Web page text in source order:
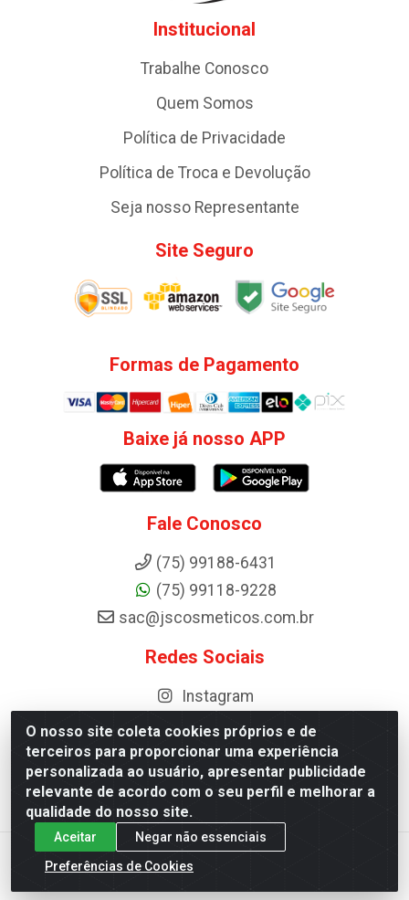
O nosso site coleta cookies próprios e de
terceiros para proporcionar uma experiência
personalizada ao usuário, apresentar publicidade
relevante de acordo com o seu perfil e melhorar a
qualidade do nosso site.
Aceitar
Negar não essenciais
Preferências de Cookies
Institucional
Trabalhe Conosco
Quem Somos
Política de Privacidade
Política de Troca e Devolução
Seja nosso Representante
Site Seguro
Formas de Pagamento
Baixe já nosso APP
Fale Conosco
(75) 99188-6431
(75) 99118-9228
sac@jscosmeticos.com.br
Redes Sociais
Instagram
Distribuidora de Cosméticos Antoneto LTDA - BA-052, km 87 -
Industrial, Ipirá - BA, 44600-000 - CNPJ 10.984.107/0001-75